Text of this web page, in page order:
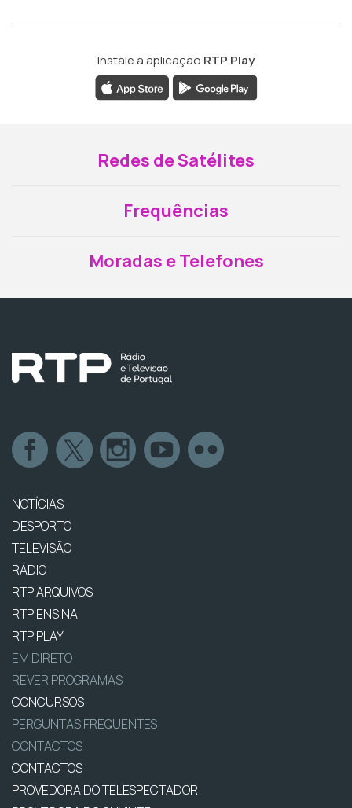
Instale a aplicação RTP Play
Redes de Satélites
Frequências
Moradas e Telefones
NOTÍCIAS
DESPORTO
TELEVISÃO
RÁDIO
RTP ARQUIVOS
RTP ENSINA
RTP PLAY
EM DIRETO
REVER PROGRAMAS
CONCURSOS
PERGUNTAS FREQUENTES
CONTACTOS
CONTACTOS
PROVEDORA DO TELESPECTADOR